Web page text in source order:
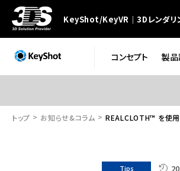
KeyShot/KeyVR｜3Dレンダリ
コンセプト 製
トップ お知らせ&コラム REALCLOTH™ を使用
Tips